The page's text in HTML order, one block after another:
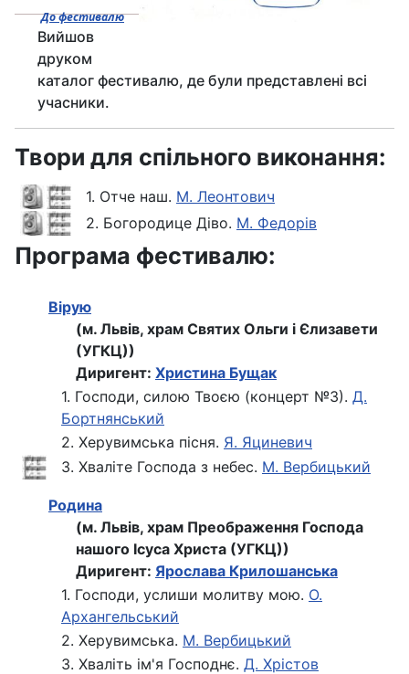
До фестивалю
Вийшов
друком
каталог фестивалю, де були представлені всі
учасники.
Твори для спільного виконання:
1. Отче наш. М. Леонтович
2. Богородице Діво. М. Федорів
Програма фестивалю:
Вірую
(м. Львів, храм Святих Ольги і Єлизавети
(УГКЦ))
Диригент: Христина Бущак
1. Господи, силою Твоєю (концерт №3). Д.
Бортнянський
2. Херувимська пісня. Я. Яциневич
3. Хваліте Господа з небес. М. Вербицький
Родина
(м. Львів, храм Преображення Господа
нашого Ісуса Христа (УГКЦ))
Диригент: Ярослава Крилошанська
1. Господи, услиши молитву мою. О.
Архангельський
2. Херувимська. М. Вербицький
3. Хваліть ім'я Господнє. Д. Хрістов